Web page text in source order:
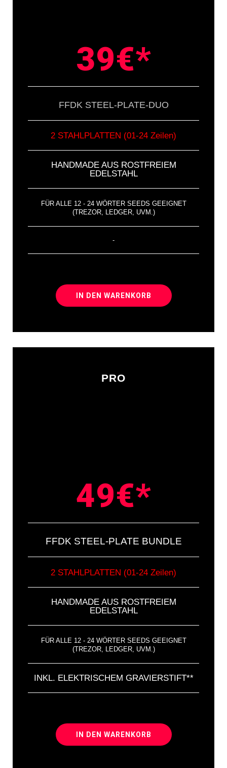
39€*
FFDK STEEL-PLATE-DUO
2 STAHLPLATTEN (01-24 Zeilen)
HANDMADE AUS ROSTFREIEM
EDELSTAHL
FÜR ALLE 12 - 24 WÖRTER SEEDS GEEIGNET
(TREZOR, LEDGER, UVM.)
-
IN DEN WARENKORB
PRO
49€*
FFDK STEEL-PLATE BUNDLE
2 STAHLPLATTEN (01-24 Zeilen)
HANDMADE AUS ROSTFREIEM
EDELSTAHL
FÜR ALLE 12 - 24 WÖRTER SEEDS GEEIGNET
(TREZOR, LEDGER, UVM.)
INKL. ELEKTRISCHEM GRAVIERSTIFT**
IN DEN WARENKORB